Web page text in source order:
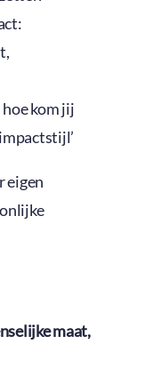
kom jij
eigen
maat,